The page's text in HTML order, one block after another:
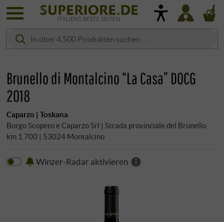
Brunello di Montalcino “La Casa” DOCG
2018
Caparzo | Toskana
Borgo Scopeto e Caparzo Srl | Strada provinciale del Brunello
km 1.700 | 53024 Montalcino
Winzer-Radar aktivieren